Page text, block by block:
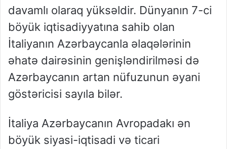
davamlı olaraq yüksəldir. Dünyanın 7-ci
böyük iqtisadiyyatına sahib olan
İtaliyanın Azərbaycanla əlaqələrinin
əhatə dairəsinin genişləndirilməsi də
Azərbaycanın artan nüfuzunun əyani
göstəricisi sayıla bilər.
İtaliya Azərbaycanın Avropadakı ən
böyük siyasi-iqtisadi və ticari